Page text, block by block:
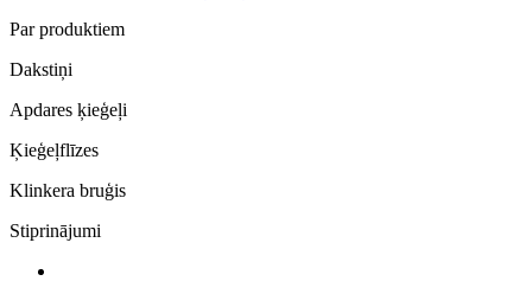
Par produktiem
Dakstiņi
Apdares ķieģeļi
Ķieģeļflīzes
Klinkera bruģis
Stiprinājumi